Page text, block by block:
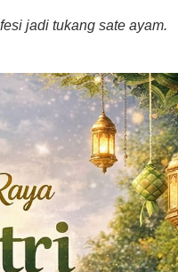
jadi tukang sate ayam.